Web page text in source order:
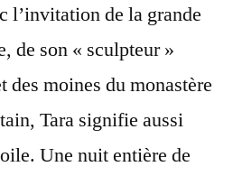
l’invitation de la grande
de son « sculpteur »
des moines du monastère
Tara signifie aussi
Une nuit entière de